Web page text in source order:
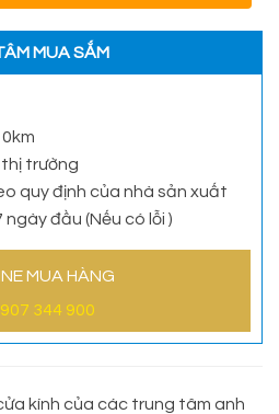
MUA SẮM
trường
quy định của nhà sản xuất
đầu (Nếu có lỗi )
MUA HÀNG
344 900
kính của các trung tâm anh